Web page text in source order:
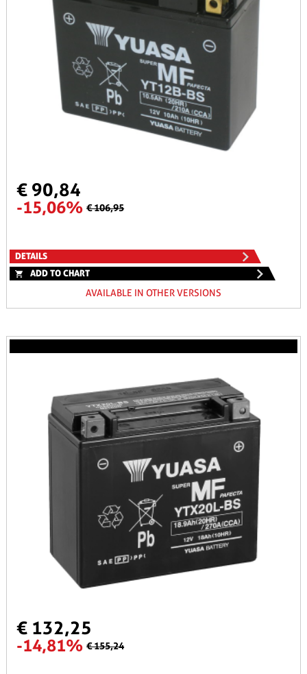
€ 90,84
-15,06% € 106,95
DETAILS
ADD TO CHART
AVAILABLE IN OTHER VERSIONS
€ 132,25
-14,81% € 155,24